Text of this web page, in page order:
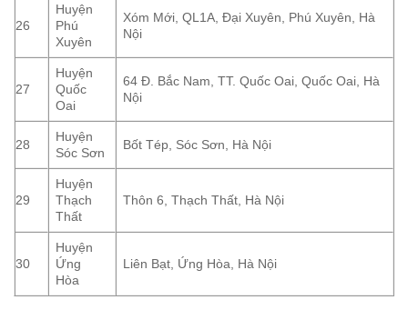
26
Huyện
Phú
Xuyên
Xóm Mới, QL1A, Đại Xuyên, Phú Xuyên, Hà
Nội
27
Huyện
Quốc
Oai
64 Đ. Bắc Nam, TT. Quốc Oai, Quốc Oai, Hà
Nội
28
Huyện
Sóc Sơn
Bốt Tép, Sóc Sơn, Hà Nội
29
Huyện
Thạch
Thất
Thôn 6, Thạch Thất, Hà Nội
30
Huyện
Ứng
Hòa
Liên Bạt, Ứng Hòa, Hà Nội